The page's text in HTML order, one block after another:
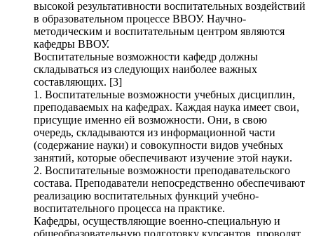
высокой результативности воспитательных воздействий
в образовательном процессе ВВОУ. Научно-
методическим и воспитательным центром являются
кафедры ВВОУ.
Воспитательные возможности кафедр должны
складываться из следующих наиболее важных
составляющих. [3]
1. Воспитательные возможности учебных дисциплин,
преподаваемых на кафедрах. Каждая наука имеет свои,
присущие именно ей возможности. Они, в свою
очередь, складываются из информационной части
(содержание науки) и совокупности видов учебных
занятий, которые обеспечивают изучение этой науки.
2. Воспитательные возможности преподавательского
состава. Преподаватели непосредственно обеспечивают
реализацию воспитательных функций учебно-
воспитательного процесса на практике.
Кафедры, осуществляющие военно-специальную и
общеобразовательную подготовку курсантов, проводят